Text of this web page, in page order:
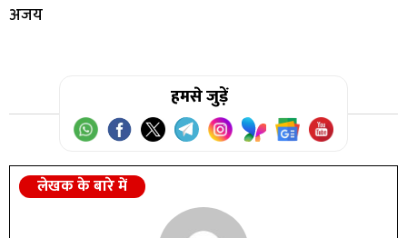
अजय
हमसे जुड़ें
लेखक के बारे में